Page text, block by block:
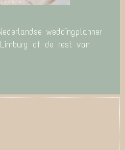
weddingplanner
of de rest van